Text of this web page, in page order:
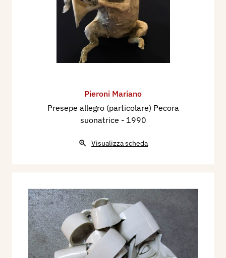
Pieroni Mariano
Presepe allegro (particolare) Pecora
suonatrice - 1990
Visualizza scheda